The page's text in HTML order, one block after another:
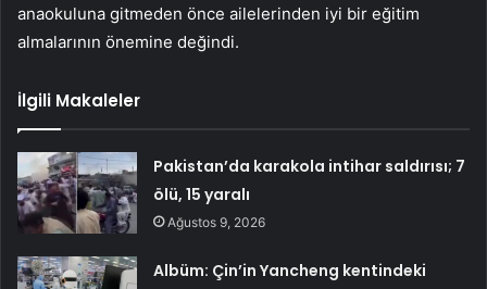
anaokuluna gitmeden önce ailelerinden iyi bir eğitim
almalarının önemine değindi.
İlgili Makaleler
Pakistan’da karakola intihar saldırısı; 7
ölü, 15 yaralı
Ağustos 9, 2026
Albüm: Çin’in Yancheng kentindeki